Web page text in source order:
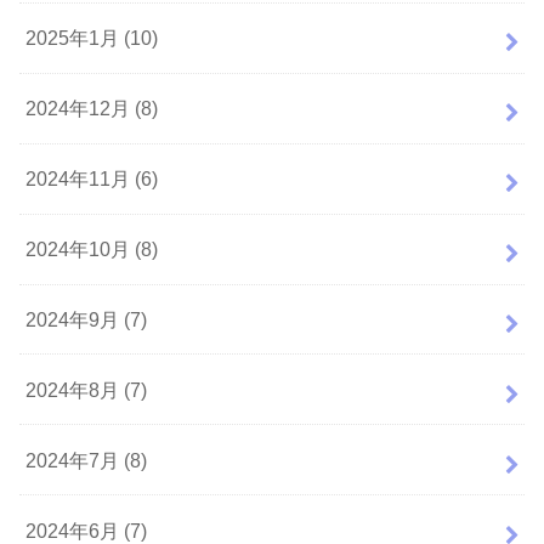
2025年1月 (10)
2024年12月 (8)
2024年11月 (6)
2024年10月 (8)
2024年9月 (7)
2024年8月 (7)
2024年7月 (8)
2024年6月 (7)